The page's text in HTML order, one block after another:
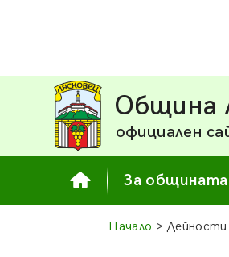
Община
официален
За общината
Начало >